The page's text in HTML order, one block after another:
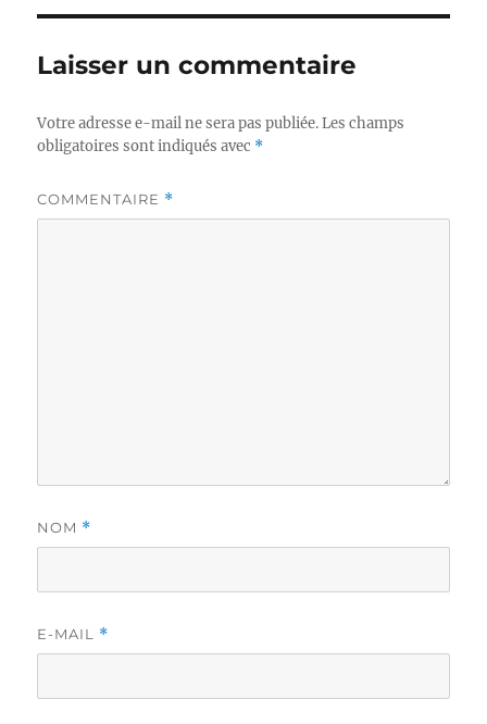
Laisser un commentaire
Votre adresse e-mail ne sera pas publiée. Les champs
obligatoires sont indiqués avec *
COMMENTAIRE *
NOM *
E-MAIL *